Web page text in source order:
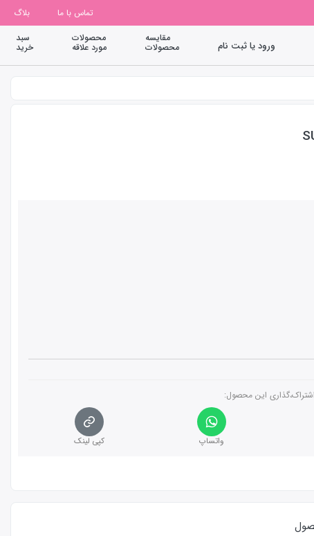
تماس با ما بلاگ
ورود یا ثبت نام
مقایسه
محصولات
محصولات
مورد علاقه
سبد
خرید
اشتراک،گذاری این محصول‌:
واتساپ کپی لینک